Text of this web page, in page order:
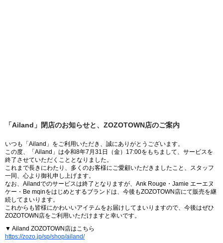
「Ailand」閉店のお知らせと、ZOZOTOWN店のご案内
いつも「Ailand」をご利用いただき、誠にありがとうございます。
この度、「Ailand」は令和8年7月31日（金）17:00をもちまして、サービスを
終了させていただくこととなりました。
これまで長きにわたり、多くのお客様にご愛顧いただきましたこと、スタッフ
一同、心より御礼申し上げます。
なお、Ailandでのサービスは終了となりますが、Ank Rouge・Jamie エーエヌ
ケー・Be mqinをはじめとするブランドは、今後もZOZOTOWN店にて販売を継
続してまいります。
これからも皆様にかわいいアイテムをお届けしてまいりますので、今後はぜひ
ZOZOTOWN店をご利用いただけますと幸いです。
▼ Ailand ZOZOTOWN店はこちら
https://zozo.jp/sp/shop/ailand/